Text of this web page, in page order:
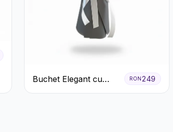
Buchet Elegant cu
Garoafe Albe și
RON 249